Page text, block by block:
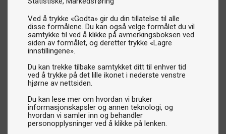
Ved å trykke «Godta» gir du din tillatelse til alle
disse formålene. Du kan også velge formålet du vil
samtykke til ved å klikke på avmerkingsboksen ved
siden av formålet, og deretter trykke «Lagre
innstillingene».
Du kan trekke tilbake samtykket ditt til enhver tid
ved å trykke på det lille ikonet i nederste venstre
hjørne av nettsiden.
Du kan lese mer om hvordan vi bruker
informasjonskapsler og annen teknologi, og
hvordan vi samler inn og behandler